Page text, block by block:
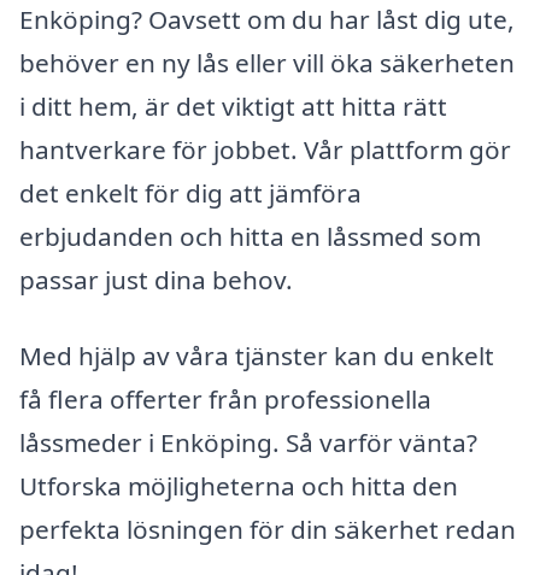
Enköping? Oavsett om du har låst dig ute,
behöver en ny lås eller vill öka säkerheten
i ditt hem, är det viktigt att hitta rätt
hantverkare för jobbet. Vår plattform gör
det enkelt för dig att jämföra
erbjudanden och hitta en låssmed som
passar just dina behov.
Med hjälp av våra tjänster kan du enkelt
få flera offerter från professionella
låssmeder i Enköping. Så varför vänta?
Utforska möjligheterna och hitta den
perfekta lösningen för din säkerhet redan